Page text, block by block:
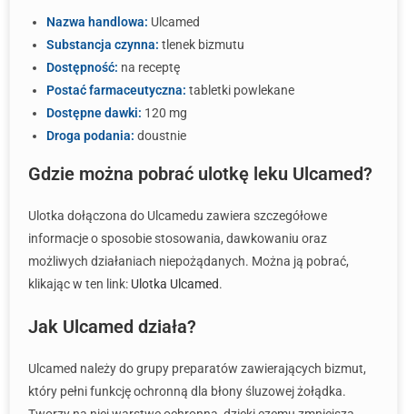
Nazwa handlowa: Ulcamed
Substancja czynna: tlenek bizmutu
Dostępność: na receptę
Postać farmaceutyczna: tabletki powlekane
Dostępne dawki: 120 mg
Droga podania: doustnie
Gdzie można pobrać ulotkę leku Ulcamed?
Ulotka dołączona do Ulcamedu zawiera szczegółowe
informacje o sposobie stosowania, dawkowaniu oraz
możliwych działaniach niepożądanych. Można ją pobrać,
klikając w ten link: Ulotka Ulcamed.
Jak Ulcamed działa?
Ulcamed należy do grupy preparatów zawierających bizmut,
który pełni funkcję ochronną dla błony śluzowej żołądka.